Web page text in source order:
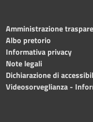
Amministrazione
Albo pretorio
Informativa privacy
Note legali
Dichiarazione di
Videosorveglianza -